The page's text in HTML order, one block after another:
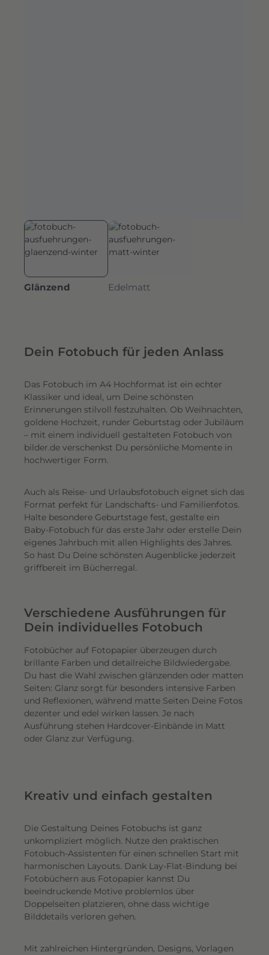
Glänzend Edelmatt
Dein Fotobuch für jeden Anlass
Das Fotobuch im A4 Hochformat ist ein echter
Klassiker und ideal, um Deine schönsten
Erinnerungen stilvoll festzuhalten. Ob Weihnachten,
goldene Hochzeit, runder Geburtstag oder Jubiläum
– mit einem individuell gestalteten Fotobuch von
bilder.de verschenkst Du persönliche Momente in
hochwertiger Form.
Auch als Reise- und Urlaubsfotobuch eignet sich das
Format perfekt für Landschafts- und Familienfotos.
Halte besondere Geburtstage fest, gestalte ein
Baby-Fotobuch für das erste Jahr oder erstelle Dein
eigenes Jahrbuch mit allen Highlights des Jahres.
So hast Du Deine schönsten Augenblicke jederzeit
griffbereit im Bücherregal.
Verschiedene Ausführungen für
Dein individuelles Fotobuch
Fotobücher auf Fotopapier überzeugen durch
brillante Farben und detailreiche Bildwiedergabe.
Du hast die Wahl zwischen glänzenden oder matten
Seiten: Glanz sorgt für besonders intensive Farben
und Reflexionen, während matte Seiten Deine Fotos
dezenter und edel wirken lassen. Je nach
Ausführung stehen Hardcover-Einbände in Matt
oder Glanz zur Verfügung.
Kreativ und einfach gestalten
Die Gestaltung Deines Fotobuchs ist ganz
unkompliziert möglich. Nutze den praktischen
Fotobuch-Assistenten für einen schnellen Start mit
harmonischen Layouts. Dank Lay-Flat-Bindung bei
Fotobüchern aus Fotopapier kannst Du
beeindruckende Motive problemlos über
Doppelseiten platzieren, ohne dass wichtige
Bilddetails verloren gehen.
Mit zahlreichen Hintergründen, Designs, Vorlagen